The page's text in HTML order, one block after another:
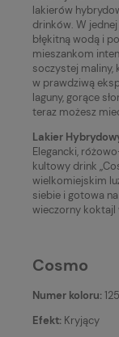
lakierów
drinków. W jednej
błękitną wodą i
mieszankom
soczystej maliny,
w prawdziwą
laguny, gorące
teraz możesz
Lakier
Elegancki,
kultowy drink
wielkomiejskim
siebie i gotowa
wieczorny koktajl
Cosmo
Numer koloru:125
Efekt: Kryjący